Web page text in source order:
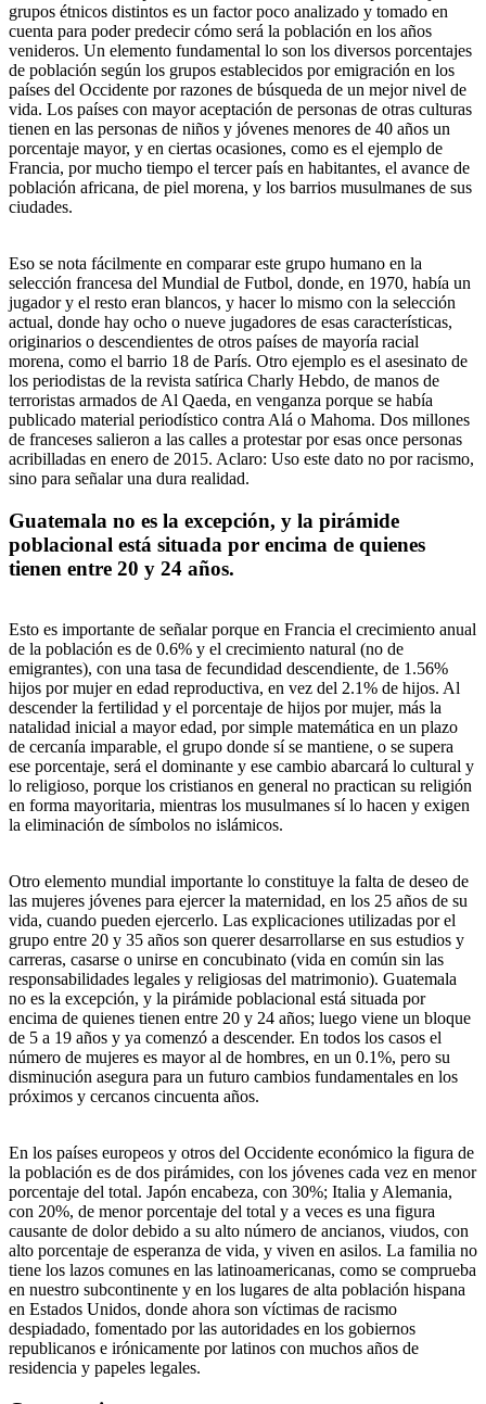
grupos étnicos distintos es un factor poco analizado y tomado en
cuenta para poder predecir cómo será la población en los años
venideros. Un elemento fundamental lo son los diversos porcentajes
de población según los grupos establecidos por emigración en los
países del Occidente por razones de búsqueda de un mejor nivel de
vida. Los países con mayor aceptación de personas de otras culturas
tienen en las personas de niños y jóvenes menores de 40 años un
porcentaje mayor, y en ciertas ocasiones, como es el ejemplo de
Francia, por mucho tiempo el tercer país en habitantes, el avance de
población africana, de piel morena, y los barrios musulmanes de sus
ciudades.
Eso se nota fácilmente en comparar este grupo humano en la
selección francesa del Mundial de Futbol, donde, en 1970, había un
jugador y el resto eran blancos, y hacer lo mismo con la selección
actual, donde hay ocho o nueve jugadores de esas características,
originarios o descendientes de otros países de mayoría racial
morena, como el barrio 18 de París. Otro ejemplo es el asesinato de
los periodistas de la revista satírica Charly Hebdo, de manos de
terroristas armados de Al Qaeda, en venganza porque se había
publicado material periodístico contra Alá o Mahoma. Dos millones
de franceses salieron a las calles a protestar por esas once personas
acribilladas en enero de 2015. Aclaro: Uso este dato no por racismo,
sino para señalar una dura realidad.
Guatemala no es la excepción, y la pirámide
poblacional está situada por encima de quienes
tienen entre 20 y 24 años.
Esto es importante de señalar porque en Francia el crecimiento anual
de la población es de 0.6% y el crecimiento natural (no de
emigrantes), con una tasa de fecundidad descendiente, de 1.56%
hijos por mujer en edad reproductiva, en vez del 2.1% de hijos. Al
descender la fertilidad y el porcentaje de hijos por mujer, más la
natalidad inicial a mayor edad, por simple matemática en un plazo
de cercanía imparable, el grupo donde sí se mantiene, o se supera
ese porcentaje, será el dominante y ese cambio abarcará lo cultural y
lo religioso, porque los cristianos en general no practican su religión
en forma mayoritaria, mientras los musulmanes sí lo hacen y exigen
la eliminación de símbolos no islámicos.
Otro elemento mundial importante lo constituye la falta de deseo de
las mujeres jóvenes para ejercer la maternidad, en los 25 años de su
vida, cuando pueden ejercerlo. Las explicaciones utilizadas por el
grupo entre 20 y 35 años son querer desarrollarse en sus estudios y
carreras, casarse o unirse en concubinato (vida en común sin las
responsabilidades legales y religiosas del matrimonio). Guatemala
no es la excepción, y la pirámide poblacional está situada por
encima de quienes tienen entre 20 y 24 años; luego viene un bloque
de 5 a 19 años y ya comenzó a descender. En todos los casos el
número de mujeres es mayor al de hombres, en un 0.1%, pero su
disminución asegura para un futuro cambios fundamentales en los
próximos y cercanos cincuenta años.
En los países europeos y otros del Occidente económico la figura de
la población es de dos pirámides, con los jóvenes cada vez en menor
porcentaje del total. Japón encabeza, con 30%; Italia y Alemania,
con 20%, de menor porcentaje del total y a veces es una figura
causante de dolor debido a su alto número de ancianos, viudos, con
alto porcentaje de esperanza de vida, y viven en asilos. La familia no
tiene los lazos comunes en las latinoamericanas, como se comprueba
en nuestro subcontinente y en los lugares de alta población hispana
en Estados Unidos, donde ahora son víctimas de racismo
despiadado, fomentado por las autoridades en los gobiernos
republicanos e irónicamente por latinos con muchos años de
residencia y papeles legales.